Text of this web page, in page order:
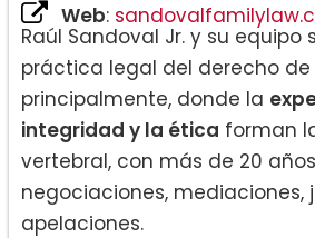
Web:
Raúl Sandoval Jr. y su equipo
práctica legal del derecho
principalmente, donde la
integridad y la ética forman
vertebral, con más de 20
negociaciones, mediaciones,
apelaciones.